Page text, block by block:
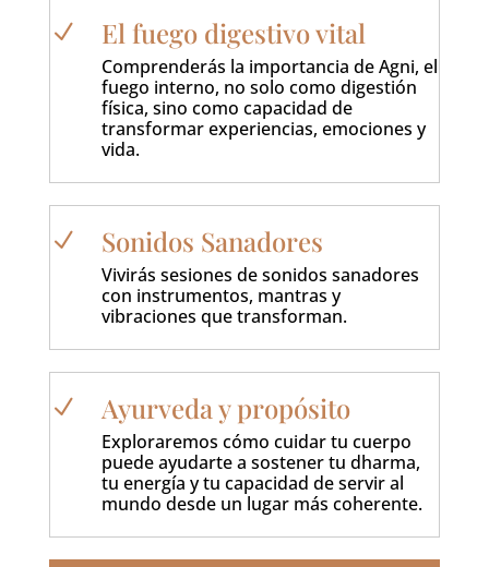
N El fuego digestivo vital
Comprenderás la importancia de Agni, el
fuego interno, no solo como digestión
física, sino como capacidad de
transformar experiencias, emociones y
vida.
N Sonidos Sanadores
Vivirás sesiones de sonidos sanadores
con instrumentos, mantras y
vibraciones que transforman.
N Ayurveda y propósito
Exploraremos cómo cuidar tu cuerpo
puede ayudarte a sostener tu dharma,
tu energía y tu capacidad de servir al
mundo desde un lugar más coherente.